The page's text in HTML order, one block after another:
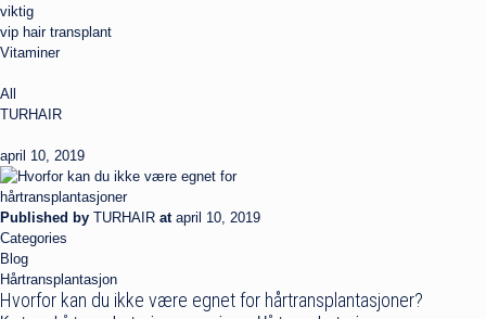
viktig
vip hair transplant
Vitaminer
All
TURHAIR
april 10, 2019
Published by TURHAIR at april 10, 2019
Categories
Blog
Hårtransplantasjon
Hvorfor kan du ikke være egnet for hårtransplantasjoner?